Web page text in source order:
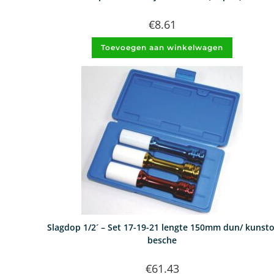
€8.61
Toevoegen aan winkelwagen
Slagdop 1/2´ – Set 17-19-21 lengte 150mm dun/
besche
€61.43